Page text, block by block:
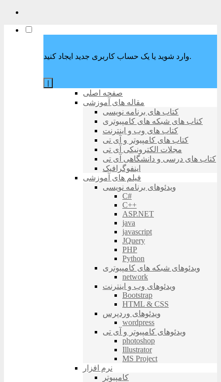
وارد شوید یا یک حساب کاربری جدید ایجاد کنید.
صفحه اصلی
مقاله های آموزشی
کتاب های برنامه نویسی
کتاب های شبکه های کامپیوتری
کتاب های وب و اینترنت
کتاب های کامپیوتر و آی تی
مجلات الکترونیکی آی تی
کتاب های درسی و دانشگاهی آی تی
اینفوگرافیک
فیلم های آموزشی
ویدئوهای برنامه نویسی
C#
C++
ASP.NET
java
javascript
JQuery
PHP
Python
ویدئوهای شبکه های کامپیوتری
network
ویدئوهای وب و اینترنت
Bootstrap
HTML & CSS
ویدئوهای وردپرس
wordpress
ویدئوهای کامپیوتر و آی تی
photoshop
Illustrator
MS Project
نرم افزار
کامپیوتر